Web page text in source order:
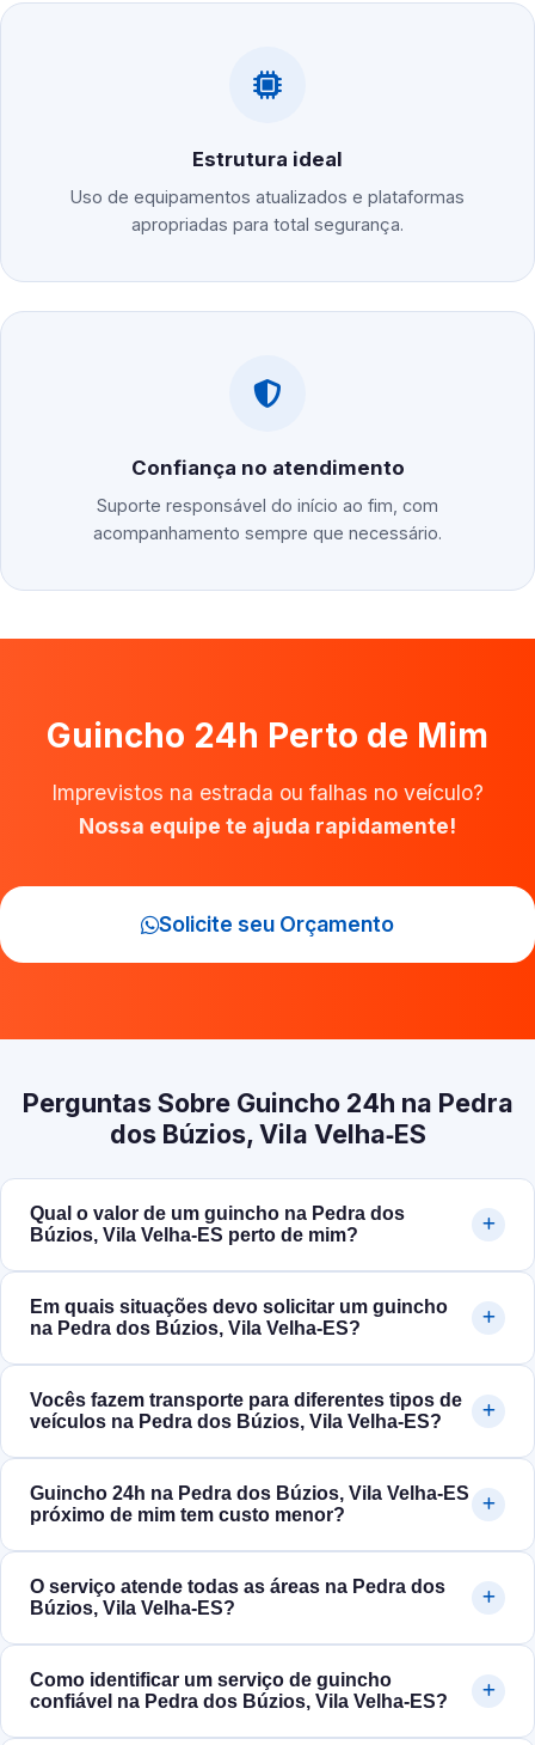
Estrutura ideal
Uso de equipamentos atualizados e plataformas
apropriadas para total segurança.
Confiança no atendimento
Suporte responsável do início ao fim, com
acompanhamento sempre que necessário.
Guincho 24h Perto de Mim
Imprevistos na estrada ou falhas no veículo?
Nossa equipe te ajuda rapidamente!
Solicite seu Orçamento
Perguntas Sobre Guincho 24h na Pedra
dos Búzios, Vila Velha‑ES
Qual o valor de um guincho na Pedra dos
Búzios, Vila Velha‑ES perto de mim?
Em quais situações devo solicitar um guincho
na Pedra dos Búzios, Vila Velha‑ES?
Vocês fazem transporte para diferentes tipos de
veículos na Pedra dos Búzios, Vila Velha‑ES?
Guincho 24h na Pedra dos Búzios, Vila Velha‑ES
próximo de mim tem custo menor?
O serviço atende todas as áreas na Pedra dos
Búzios, Vila Velha‑ES?
Como identificar um serviço de guincho
confiável na Pedra dos Búzios, Vila Velha‑ES?